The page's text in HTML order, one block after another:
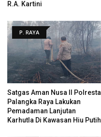
R.A. Kartini
P. RAYA
Satgas Aman Nusa II Polresta
Palangka Raya Lakukan
Pemadaman Lanjutan
Karhutla Di Kawasan Hiu Putih